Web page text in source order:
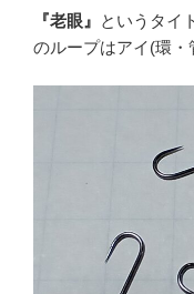
『老眼』 というタイ
のループはアイ(環・